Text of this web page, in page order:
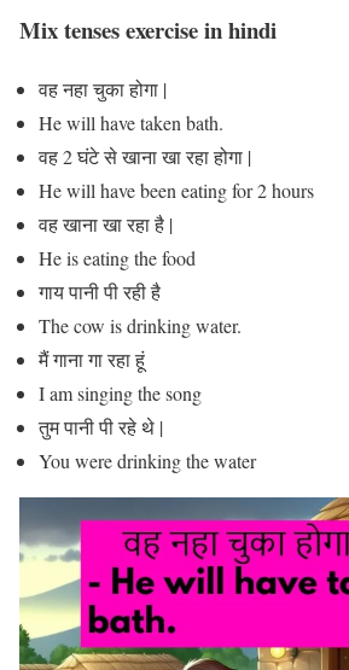
Mix tenses exercise in hindi
वह नहा चुका होगा |
He will have taken bath.
वह 2 घंटे से खाना खा रहा होगा |
He will have been eating for 2 hours
वह खाना खा रहा है |
He is eating the food
गाय पानी पी रही है
The cow is drinking water.
मैं गाना गा रहा हूं
I am singing the song
तुम पानी पी रहे थे |
You were drinking the water